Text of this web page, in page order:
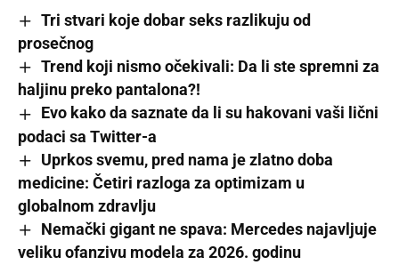
Tri stvari koje dobar seks razlikuju od
prosečnog
Trend koji nismo očekivali: Da li ste spremni za
haljinu preko pantalona?!
Evo kako da saznate da li su hakovani vaši lični
podaci sa Twitter-a
Uprkos svemu, pred nama je zlatno doba
medicine: Četiri razloga za optimizam u
globalnom zdravlju
Nemački gigant ne spava: Mercedes najavljuje
veliku ofanzivu modela za 2026. godinu